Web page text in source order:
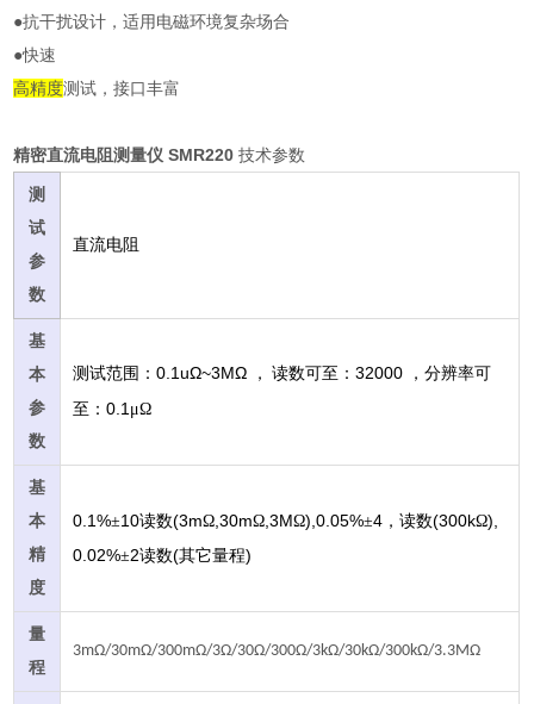
●抗干扰设计，适用电磁环境复杂场合
●快速
高精度测试，接口丰富
精密直流电阻测量仪 SMR220 技术参数
测
试
参
数
直流电阻
基
本
参
数
测试范围：0.1uΩ~3ΜΩ ， 读数可至：32000
，分辨率可
至：0.1 μΩ
基
本
精
度
0.1%±10读数(3mΩ ,30mΩ ,3MΩ),0.05%±4 ，读数(300kΩ),
0.02%±2读数(其它量程)
量
程
3mΩ/30mΩ/300mΩ/3Ω/30Ω/300Ω/3kΩ/30kΩ/300kΩ/3.3MΩ